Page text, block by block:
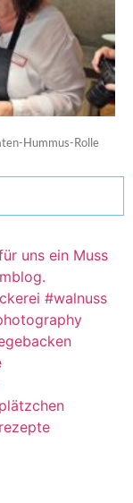
Hummus-Rolle